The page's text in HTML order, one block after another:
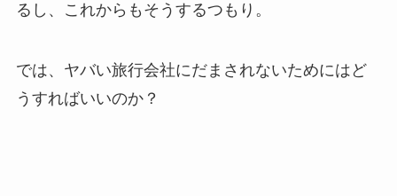
るし、これからもそうするつもり。
では、ヤバい旅行会社にだまされないためにはど
うすればいいのか？